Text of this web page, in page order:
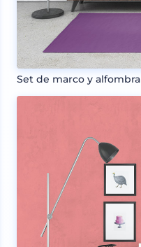
Set de marco y alfombra